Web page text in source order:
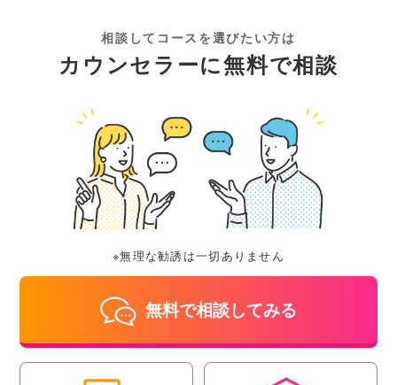
相談してコースを選びたい方は
カウンセラーに無料で相談
※無理な勧誘は一切ありません
無料で相談してみる